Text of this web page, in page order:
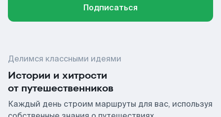
Подписаться
Делимся классными идеями
Истории и хитрости
от путешественников
Каждый день строим маршруты для вас, используя